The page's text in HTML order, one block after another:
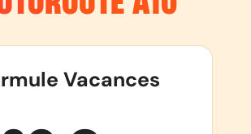
Vacances